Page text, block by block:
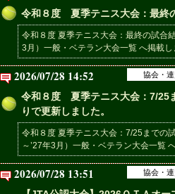
令和８度 夏季テニス大会：最終
令和８度 夏季テニス大会：最終の試合
3月）一般・ベテラン大会一覧 へ掲載し
2026/07/28 14:52 協会・連
令和８度 夏季テニス大会：7/25
りで更新しました。
令和８度 夏季テニス大会：7/25までの
～’27年3月）一般・ベテラン大会一覧
2026/07/28 13:51 協会・連